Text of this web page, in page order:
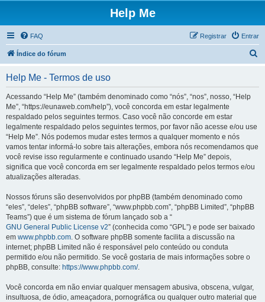
Help Me
FAQ Entrar
Registrar
Índice do fórum
Help Me - Termos de uso
Acessando “Help Me” (também denominado como “nós”, “nos”, nosso, “Help
Me”, “https://eunaweb.com/help”), você concorda em estar legalmente
respaldado pelos seguintes termos. Caso você não concorde em estar
legalmente respaldado pelos seguintes termos, por favor não acesse e/ou use
“Help Me”. Nós podemos mudar estes termos a qualquer momento e nós
vamos tentar informá-lo sobre tais alterações, embora nós recomendamos que
você revise isso regularmente e continuado usando “Help Me” depois,
significa que você concorda em ser legalmente respaldado pelos termos e/ou
atualizações alteradas.
Nossos fóruns são desenvolvidos por phpBB (também denominado como
“eles”, “deles”, “phpBB software”, “www.phpbb.com”, “phpBB Limited”, “phpBB
Teams”) que é um sistema de fórum lançado sob a “
GNU General Public License v2” (conhecida como “GPL”) e pode ser baixado
em www.phpbb.com. O software phpBB somente facilita a discussão na
internet; phpBB Limited não é responsável pelo conteúdo ou conduta
permitido e/ou não permitido. Se você gostaria de mais informações sobre o
phpBB, consulte: https://www.phpbb.com/.
Você concorda em não enviar qualquer mensagem abusiva, obscena, vulgar,
insultuosa, de ódio, ameaçadora, pornográfica ou qualquer outro material que